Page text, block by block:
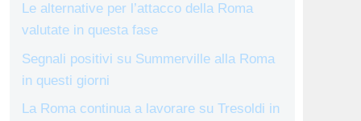
Le alternative per l’attacco della Roma
valutate in questa fase
Segnali positivi su Summerville alla Roma
in questi giorni
La Roma continua a lavorare su Tresoldi in